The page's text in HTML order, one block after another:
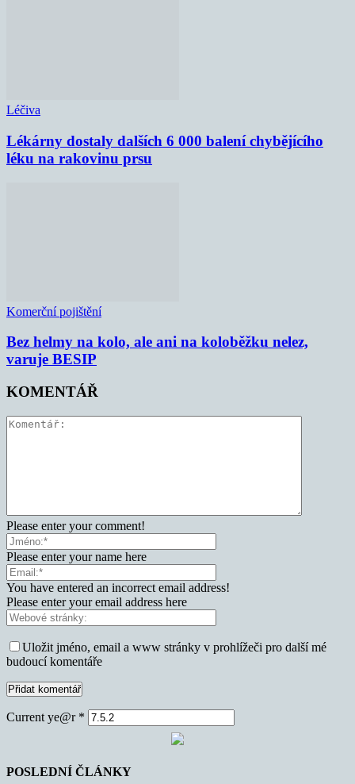
Léčiva
Lékárny dostaly dalších 6 000 balení chybějícího
léku na rakovinu prsu
Komerční pojištění
Bez helmy na kolo, ale ani na koloběžku nelez,
varuje BESIP
KOMENTÁŘ
Please enter your comment!
Please enter your name here
You have entered an incorrect email address!
Please enter your email address here
Uložit jméno, email a www stránky v prohlížeči pro další mé
budoucí komentáře
Current ye@r *
POSLEDNÍ ČLÁNKY